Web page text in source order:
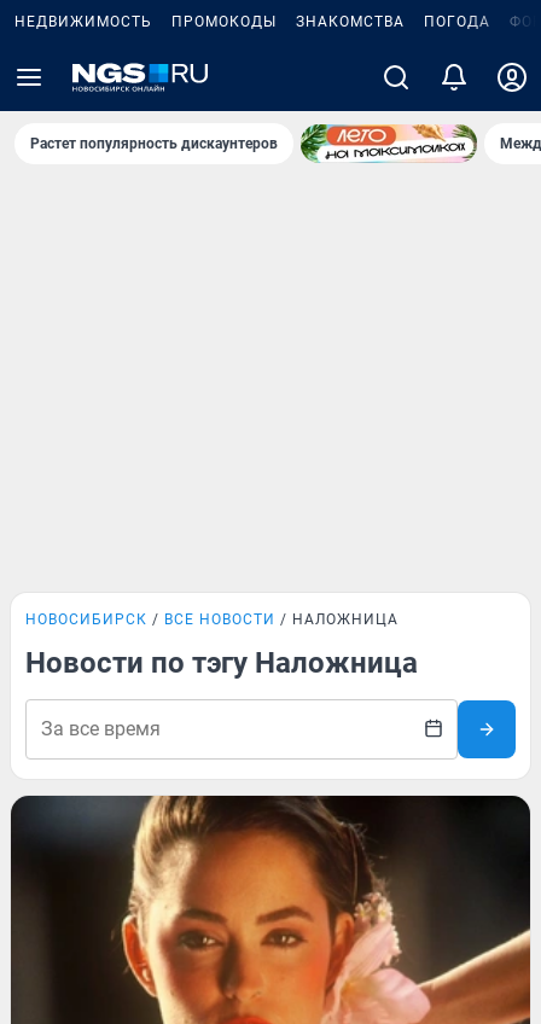
НЕДВИЖИМОСТЬ ПРОМОКОДЫ ЗНАКОМСТВА ПОГОДА
Растет популярность дискаунтеров
НОВОСИБИРСК ВСЕ НОВОСТИ НАЛОЖНИЦА
Новости по тэгу Наложница